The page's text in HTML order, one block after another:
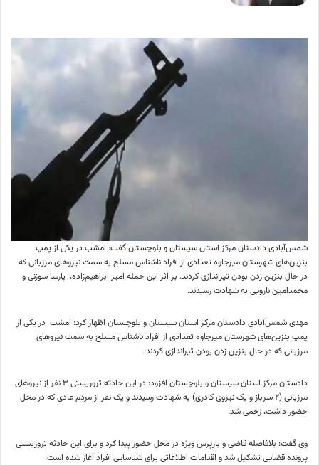
شمس‌آبادی دادستان مرکز استان سیستان و بلوچستان گفت: امشب در یکی از پمپ
بنزین‌های شهرستان میرجاوه تعدادی از افراد ناشناس مسلح به سمت نیروهای مرزبانی که
در حال بنزین زدن بودن تیراندازی کردند. بر اثر این حمله امیر ابراهیم‌زاده، پارسا سوزنی و
محمدامین نارویی به شهادت رسیدند.
مهدی شمس‌آبادی دادستان مرکز استان سیستان و بلوچستان اظهار کرد: امشب در یکی از
پمپ بنزین‌های شهرستان میرجاوه تعدادی از افراد ناشناس مسلح به سمت نیروهای
مرزبانی که در حال بنزین زدن بودن تیراندازی کردند.
دادستان مرکز استان سیستان و بلوچستان افزود: در این حادثه تروریستی ۳ نفر از نیروهای
مرزبانی (۲ سرباز و یک نیروی کادری) به شهادت رسیدند و یک نفر از مردم عادی که در محل
حضور داشت، زخمی شد.
وی گفت: بلافاصله قاضی و بازپرس ویژه در محل حضور پیدا کرد و برای این حادثه تروریستی
پرونده قضایی تشکیل شد و اقدامات اطلاعاتی برای شناسایی افراد آغاز شده است.